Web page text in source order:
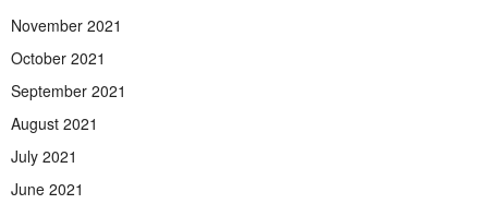
November 2021
October 2021
September 2021
August 2021
July 2021
June 2021